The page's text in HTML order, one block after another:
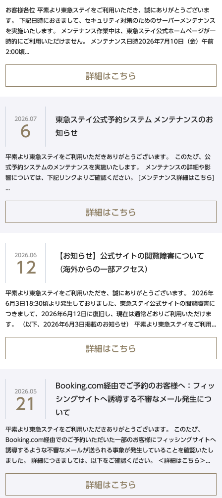
東急ステイ
公式Facebook
東急ステイ
公式Instagram
品川・五反田・蒲田エリア
東急ステイ高輪
東急ステイ五反田
東急ステイ水道橋
東急ステイ日本橋
東急ステイ門前仲町
東急ステイ函館朝市 灯の湯
東急ステイ札幌大通
金沢・岐阜エリア
東急ステイ飛騨高山 結の湯
東急ステイ金沢
京都・大阪エリア
東急ステイメルキュール大阪なんば
東急ステイ大阪本町
東急ステイ京都阪井座(四条河原町)
東急ステイ京都三条烏丸
（2025年9月29日リニューアル）
お客様各位 平素より東急ステイをご利用いただき、誠にありがとうございま
す。 下記日時におきまして、セキュリティ対策のためのサーバーメンテナンス
を実施いたします。 メンテナンス作業中は、東急ステイ公式ホームページが一
時的にご利用いただけません。 メンテナンス日時2026年7月10日（金）午前
2:00頃...
詳細はこちら
2026.07
6
東急ステイ公式予約システム メンテナンスのお
知らせ
平素より東急ステイをご利用いただきありがとうございます。 このたび、公
式予約システムのメンテナンスを実施いたします。 メンテナンスの詳細や影
響については、下記リンクよりご確認ください。 [メンテナンス詳細はこちら]
詳細はこちら
2026.06
12
【お知らせ】公式サイトの閲覧障害について
（海外からの一部アクセス）
平素より東急ステイをご利用いただき、誠にありがとうございます。 2026年
6月3日18:30頃より発生しておりました、東急ステイ公式サイトの閲覧障害に
つきまして、2026年6月12日に復旧し、現在は通常どおりご利用いただけま
す。 （以下、2026年6月3日掲載のお知らせ） 平素より東急ステイをご利用...
詳細はこちら
2026.05
21
Booking.com経由でご予約のお客様へ：フィッ
シングサイトへ誘導する不審なメール発生につ
いて
平素より東急ステイをご利用いただきありがとうございます。 このたび、
Booking.com経由でのご予約いただいた一部のお客様にフィッシングサイトへ
誘導するような不審なメールが送られる事象が発生していることを確認いたし
ました。 詳細につきましては、以下をご確認ください。 ＜詳細はこちら＞...
詳細はこちら